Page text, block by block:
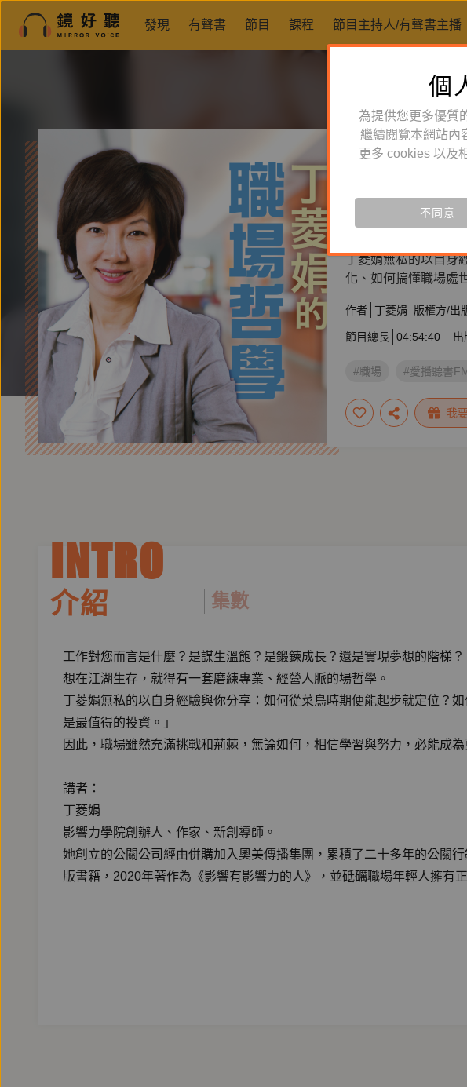
發現 有聲書 節目 課程 節目主持人/有聲書主播
訂閱 有聲書 心理
訂閱會員可聆聽本
丁菱娟無私的以自身
化、如何搞懂職場處
作者 丁菱娟 版權方/出
節目總長 04:54:40 出
#職場 #愛播聽書
我
INTRO
介紹 集數
工作對您而言是什麼？是謀生溫飽？是鍛鍊成長？還是實現夢想的階梯？
想在江湖生存，就得有一套磨練專業、經營人脈的場哲學。
丁菱娟無私的以自身經驗與你分享：如何從菜鳥時期便能起步就定位？
是最值得的投資。」
因此，職場雖然充滿挑戰和荊棘，無論如何，相信學習與努力，必能成
講者：
丁菱娟
影響力學院創辦人、作家、新創導師。
她創立的公關公司經由併購加入奧美傳播集團，累積了二十多年的公關
版書籍，2020年著作為《影響有影響力的人》，並砥礪職場年輕人擁有
個
為提供您更多優質
繼續閱覽本網站內
更多 cookies 以及
不同意